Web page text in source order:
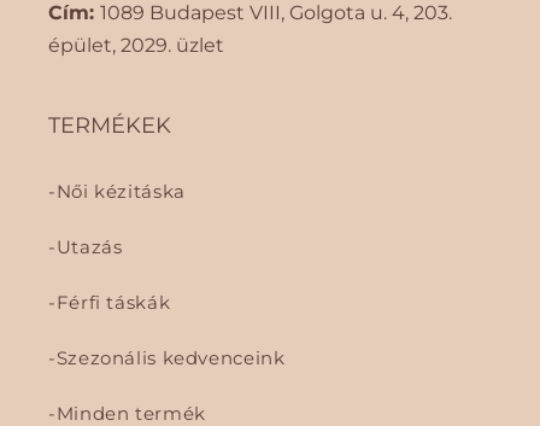
Cím: 1089 Budapest VIII, Golgota ​​u. 4, 203.
épület, 2029. üzlet
TERMÉKEK
Női kézitáska
Utazás
Férfi táskák
Szezonális kedvenceink
Minden termék